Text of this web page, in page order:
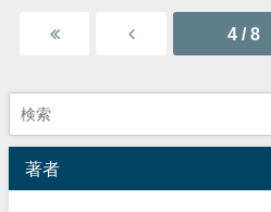
4 / 8
著者